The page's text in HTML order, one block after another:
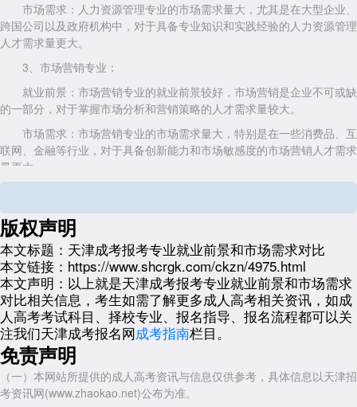
市场需求：人力资源管理专业的市场需求量大，尤其是在大型企业、
跨国公司以及政府机构中，对于具备专业知识和实践经验的人力资源管理
人才需求量更大。
3、市场营销专业：
就业前景：市场营销专业的就业前景较好，市场营销是企业不可或缺
的一部分，对于掌握市场分析和营销策略的人才需求量较大。
市场需求：市场营销专业的市场需求量大，特别是在一些消费品、互
联网、金融等行业，对于具备创新能力和市场敏感度的市场营销人才需求
量更大。
就业前景：金融学专业的就业前景较好，金融行业是一个发展迅速且
不断创新的行业，对于具备金融知识和技能的人才需求量较大。
市场需求：金融学专业的市场需求量大，尤其是在银行、证券、保险
等金融机构中，对于具备专业知识和实践经验的金融人才需求量更大。
5、计算机科学与技术专业：
就业前景：计算机科学与技术专业的就业前景广阔，随着信息技术的
不断发展，计算机行业对人才的需求量持续增加。
市场需求：计算机科学与技术专业的市场需求量大，特别是在一些互
联网公司、科技企业和政府机构中，对于具备编程技能和创新能力的计算
机人才需求量更大。
版权声明
本文标题： 天津成考报考专业就业前景和市场需求对比
本文链接： https://www.shcrgk.com/ckzn/4975.html
本文声明： 以上就是天津成考报考专业就业前景和市场需求
对比相关信息，考生如需了解更多成人高考相关资讯，如成
人高考考试科目、择校专业、报名指导、报名流程都可以关
注我们天津成考报名网成考指南栏目。
免责声明
（一）本网站所提供的成人高考资讯与信息仅供参考，具体信息以天津招
考资讯网(www.zhaokao.net)公布为准。